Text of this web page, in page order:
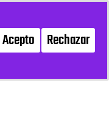
Menú
Acepto Rechazar